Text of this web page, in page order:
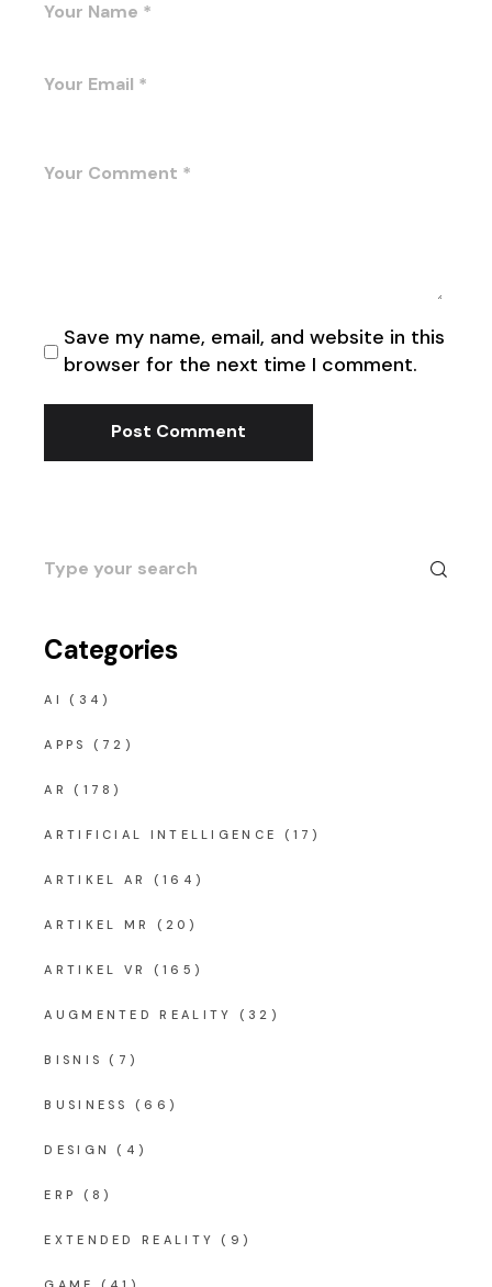
Save my name, email, and website in this
browser for the next time I comment.
Post Comment
Search
for:
Categories
AI (34)
APPS (72)
AR (178)
ARTIFICIAL INTELLIGENCE (17)
ARTIKEL AR (164)
ARTIKEL MR (20)
ARTIKEL VR (165)
AUGMENTED REALITY (32)
BISNIS (7)
BUSINESS (66)
DESIGN (4)
ERP (8)
EXTENDED REALITY (9)